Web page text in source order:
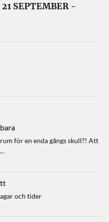
SEPTEMBER -
för en enda gångs skull?! Att
och tider